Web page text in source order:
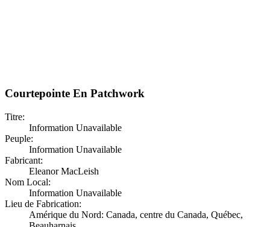
Courtepointe En Patchwork
Titre:
Information Unavailable
Peuple:
Information Unavailable
Fabricant:
Eleanor MacLeish
Nom Local:
Information Unavailable
Lieu de Fabrication:
Amérique du Nord: Canada, centre du Canada, Québec,